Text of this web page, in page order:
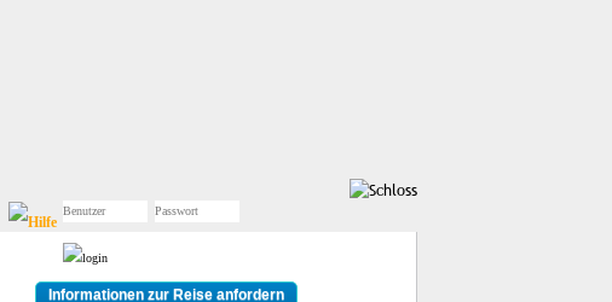
Informationen zur Reise anfordern